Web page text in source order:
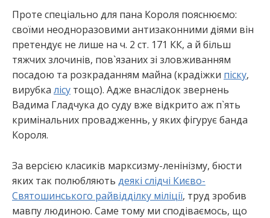
Проте спеціально для пана Короля пояснюємо:
своїми неодноразовими антизаконними діями він
претендує не лише на ч. 2 ст. 171 КК, а й більш
тяжчих злочинів, пов`язаних зі зловживанням
посадою та розкраданням майна (крадіжки піску,
вирубка лісу тощо). Адже внаслідок звернень
Вадима Гладчука до суду вже відкрито аж п`ять
кримінальних провадженнь, у яких фігурує банда
Короля.
За версією класиків марксизму-ленінізму, бюсти
яких так полюбляють деякі слідчі Києво-
Святошинського райвідділку міліції, труд зробив
мавпу людиною. Саме тому ми сподіваємось, що